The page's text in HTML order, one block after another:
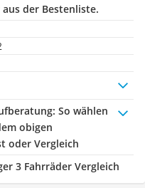
der Bestenliste.
: So wählen
obigen
oder Vergleich
3 Fahrräder Vergleich